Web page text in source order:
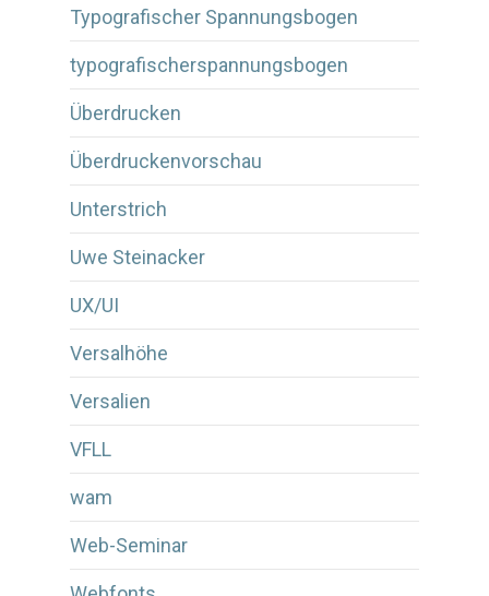
Typografischer Spannungsbogen
typografischerspannungsbogen
Überdrucken
Überdruckenvorschau
Unterstrich
Uwe Steinacker
UX/UI
Versalhöhe
Versalien
VFLL
wam
Web-Seminar